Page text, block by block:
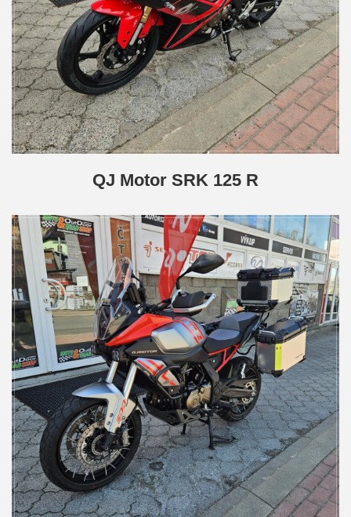
QJ Motor SRK 125 R